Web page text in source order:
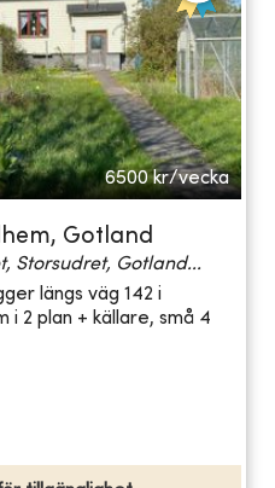
6500 kr/vecka
Gotland
Storsudret, Gotland...
längs väg 142 i
i 2 plan + källare, små 4